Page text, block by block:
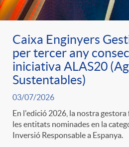
t
s
Caixa Enginyers
per tercer any
iniciativa ALAS20
Sustentables)
03/07/2026
En l'edició 2026, la nostra
les entitats nominades en la
Inversió Responsable a Espanya.